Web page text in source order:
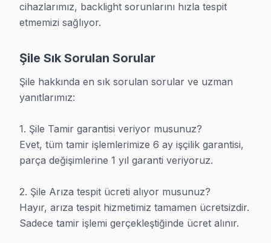
Şile Profesyonel Teknik Ekip
Şile TV Ekran ve Panel Tamiri
cihazlarımız, backlight sorunlarını hızla tespit
etmemizi sağlıyor.
Şile Sık Sorulan Sorular
Şile hakkında en sık sorulan sorular ve uzman
yanıtlarımız:
1. Şile Tamir garantisi veriyor musunuz?
Evet, tüm tamir işlemlerimize 6 ay işçilik garantisi,
parça değişimlerine 1 yıl garanti veriyoruz.
2. Şile Arıza tespit ücreti alıyor musunuz?
Hayır, arıza tespit hizmetimiz tamamen ücretsizdir.
Sadece tamir işlemi gerçekleştiğinde ücret alınır.